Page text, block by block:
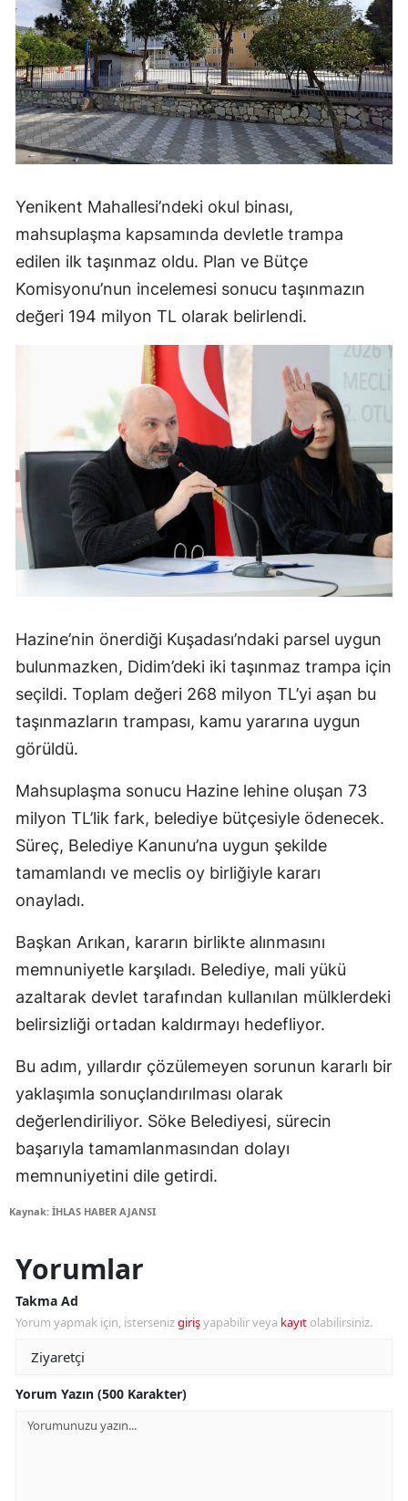
Yenikent Mahallesi’ndeki okul binası,
mahsuplaşma kapsamında devletle trampa
edilen ilk taşınmaz oldu. Plan ve Bütçe
Komisyonu’nun incelemesi sonucu taşınmazın
değeri 194 milyon TL olarak belirlendi.
Hazine’nin önerdiği Kuşadası’ndaki parsel uygun
bulunmazken, Didim’deki iki taşınmaz trampa için
seçildi. Toplam değeri 268 milyon TL’yi aşan bu
taşınmazların trampası, kamu yararına uygun
görüldü.
Mahsuplaşma sonucu Hazine lehine oluşan 73
milyon TL’lik fark, belediye bütçesiyle ödenecek.
Süreç, Belediye Kanunu’na uygun şekilde
tamamlandı ve meclis oy birliğiyle kararı
onayladı.
Başkan Arıkan, kararın birlikte alınmasını
memnuniyetle karşıladı. Belediye, mali yükü
azaltarak devlet tarafından kullanılan mülklerdeki
belirsizliği ortadan kaldırmayı hedefliyor.
Bu adım, yıllardır çözülemeyen sorunun kararlı bir
yaklaşımla sonuçlandırılması olarak
değerlendiriliyor. Söke Belediyesi, sürecin
başarıyla tamamlanmasından dolayı
memnuniyetini dile getirdi.
Kaynak: İHLAS HABER AJANSI
Yorumlar
Takma Ad
Yorum yapmak için, istersenizgirişyapabilir veya kayıt olabilirsiniz.
Yorum Yazın (500 Karakter)